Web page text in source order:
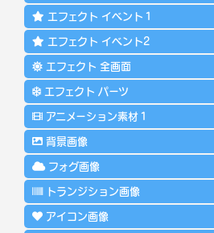
エフェクト イベント１
エフェクト イベント2
エフェクト 全画面
エフェクト パーツ
アニメーション素材１
背景画像
フォグ画像
トランジション画像
アイコン画像